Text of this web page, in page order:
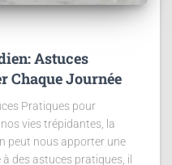
Astuces
Chaque Journée
Pratiques pour
vies trépidantes, la
peut nous apporter une
des astuces pratiques, il